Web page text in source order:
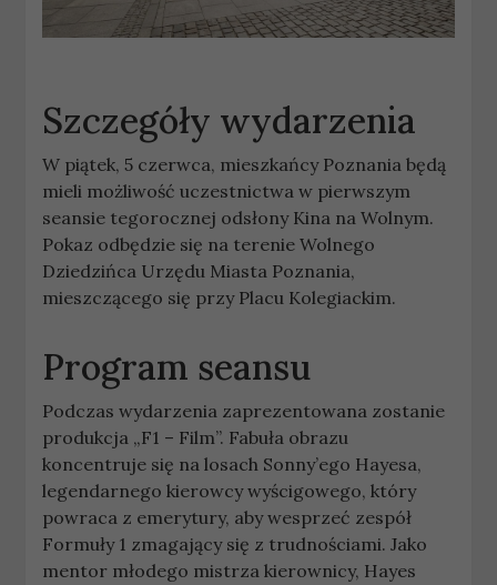
Szczegóły wydarzenia
W piątek, 5 czerwca, mieszkańcy Poznania będą
mieli możliwość uczestnictwa w pierwszym
seansie tegorocznej odsłony Kina na Wolnym.
Pokaz odbędzie się na terenie Wolnego
Dziedzińca Urzędu Miasta Poznania,
mieszczącego się przy Placu Kolegiackim.
Program seansu
Podczas wydarzenia zaprezentowana zostanie
produkcja „F1 – Film”. Fabuła obrazu
koncentruje się na losach Sonny’ego Hayesa,
legendarnego kierowcy wyścigowego, który
powraca z emerytury, aby wesprzeć zespół
Formuły 1 zmagający się z trudnościami. Jako
mentor młodego mistrza kierownicy, Hayes